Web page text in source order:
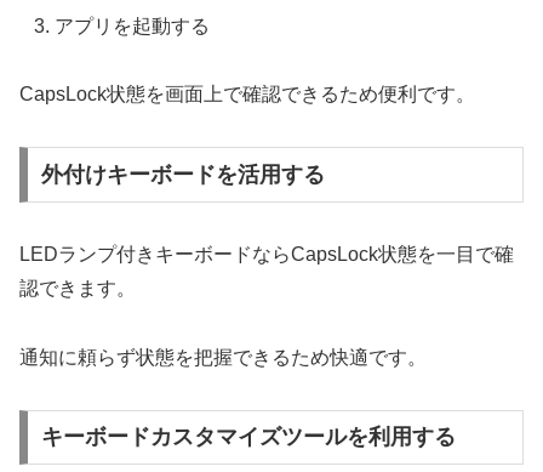
アプリを起動する
CapsLock状態を画面上で確認できるため便利です。
外付けキーボードを活用する
LEDランプ付きキーボードならCapsLock状態を一目で確
認できます。
通知に頼らず状態を把握できるため快適です。
キーボードカスタマイズツールを利用する